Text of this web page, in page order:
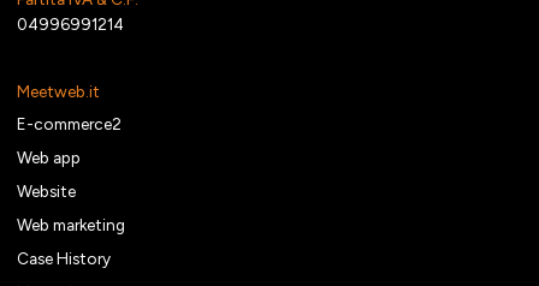
04996991214
Meetweb.it
E-commerce2
Web app
Website
Web marketing
Case History